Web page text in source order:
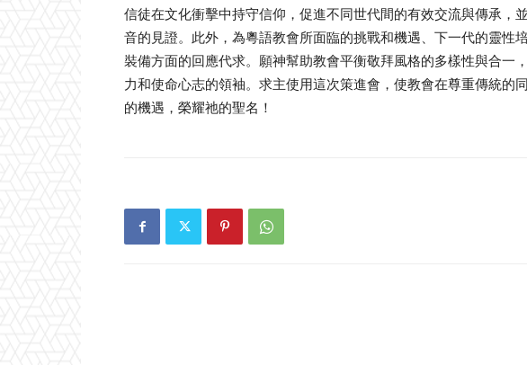
信徒在文化衝擊中持守信仰，促進不同世代間的有效交流與傳承，
音的見證。此外，為粵語教會所面臨的挑戰和機遇、下一代的靈性
裝備方面的回應代求。願神幫助教會平衡敬拜風格的多樣性與合一
力和使命心志的領袖。求主使用這次策進會，使教會在尊重傳統的
的機遇，榮耀祂的聖名！